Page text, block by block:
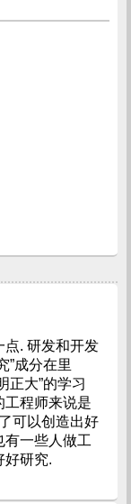
点. 研发和开发
”成分在里
正大”的学习
工程师来说是
可以创造出好
有一些人做工
好研究.